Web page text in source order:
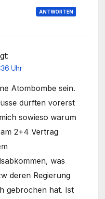
ANTWORTEN
Uhr
Atombombe sein.
dürften vorerst
sowieso warum
2+4 Vertrag
was
deren Regierung
gebrochen hat. Ist